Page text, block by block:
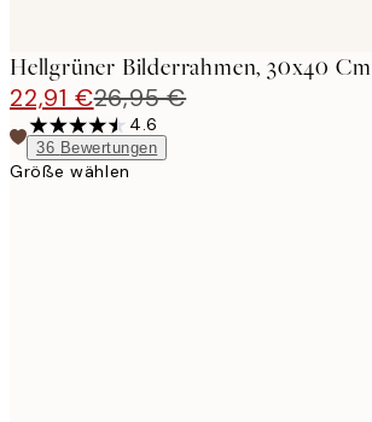
Hellgrüner Bilderrahmen, 30x40 Cm
22,91 €26,95 €
4.6
36 Bewertungen
Größe wählen